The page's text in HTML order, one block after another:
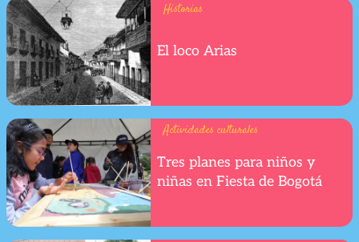
Historias
El loco Arias
Actividades culturales
Tres planes para niños y
niñas en Fiesta de Bogotá